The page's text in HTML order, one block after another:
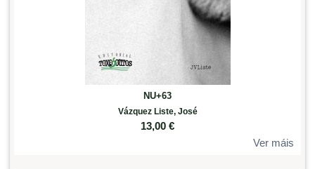
NU+63
Vázquez Liste, José
13,00 €
Ver máis